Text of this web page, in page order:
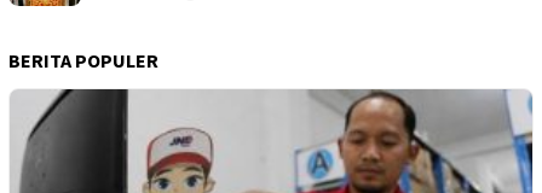
BERITA POPULER